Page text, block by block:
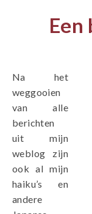
Een
Na het
weggooien
van alle
berichten
uit mijn
weblog zijn
ook al mijn
haiku’s en
andere